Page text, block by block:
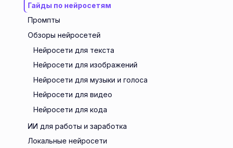
Гайды по нейросетям
Промпты
Обзоры нейросетей
Нейросети для текста
Нейросети для изображений
Нейросети для музыки и голоса
Нейросети для видео
Нейросети для кода
ИИ для работы и заработка
Локальные нейросети